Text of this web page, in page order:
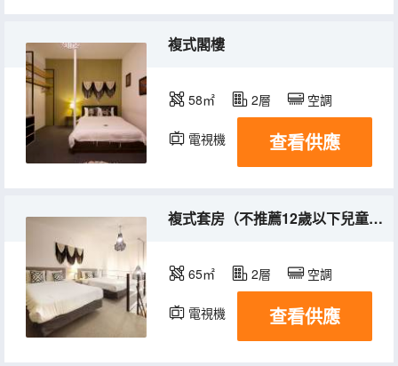
複式閣樓
58㎡ 2層 空調
電視機 冰箱
查看供應
複式套房（不推薦12歲以下兒童入住）
65㎡ 2層 空調
電視機 冰箱
查看供應